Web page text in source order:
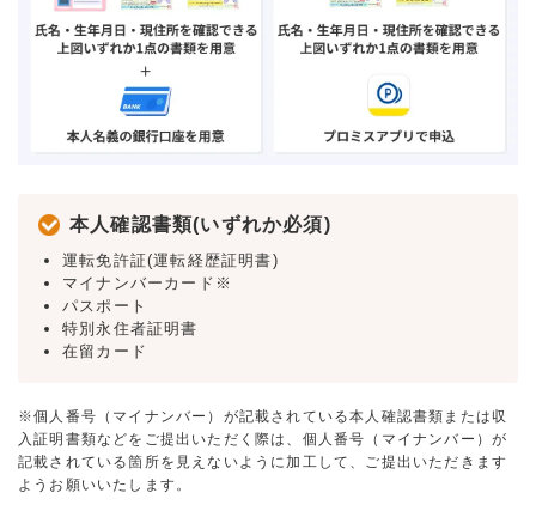
本人確認書類(いずれか必須)
運転免許証(運転経歴証明書)
マイナンバーカード※
パスポート
特別永住者証明書
在留カード
※個人番号（マイナンバー）が記載されている本人確認書類または収
入証明書類などをご提出いただく際は、個人番号（マイナンバー）が
記載されている箇所を見えないように加工して、ご提出いただきます
ようお願いいたします。